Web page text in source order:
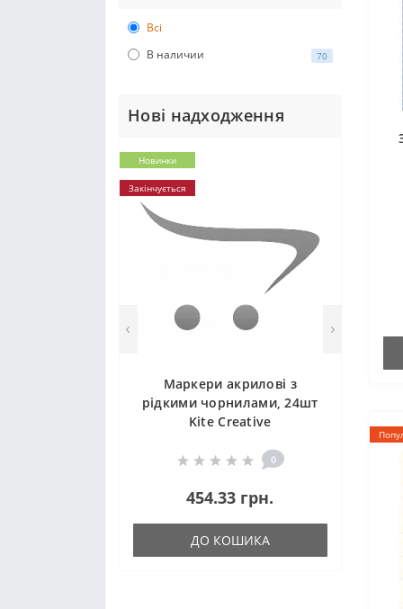
Всі
В наличии
70
Нові надходження
Новинки
Закінчується
Маркери акрилові з
рідкими чорнилами, 24шт
Kite Creative
0
454.33 грн.
ДО КОШИКА